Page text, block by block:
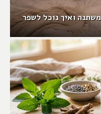
ואיך נוכל לשפר